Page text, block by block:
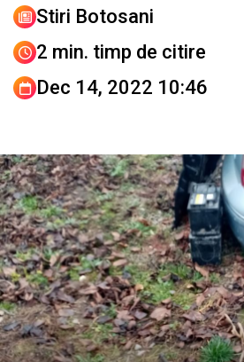
Stiri Botosani
2 min. timp de citire
Dec 14, 2022 10:46